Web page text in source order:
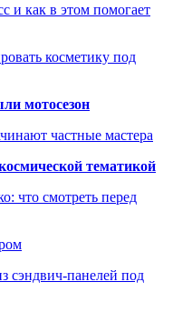
и как в этом помогает
косметику под
мотосезон
частные мастера
тематикой
что смотреть перед
сэндвич-панелей под